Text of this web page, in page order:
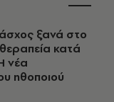
ξανά στο
κατά
νέα
ηθοποιού